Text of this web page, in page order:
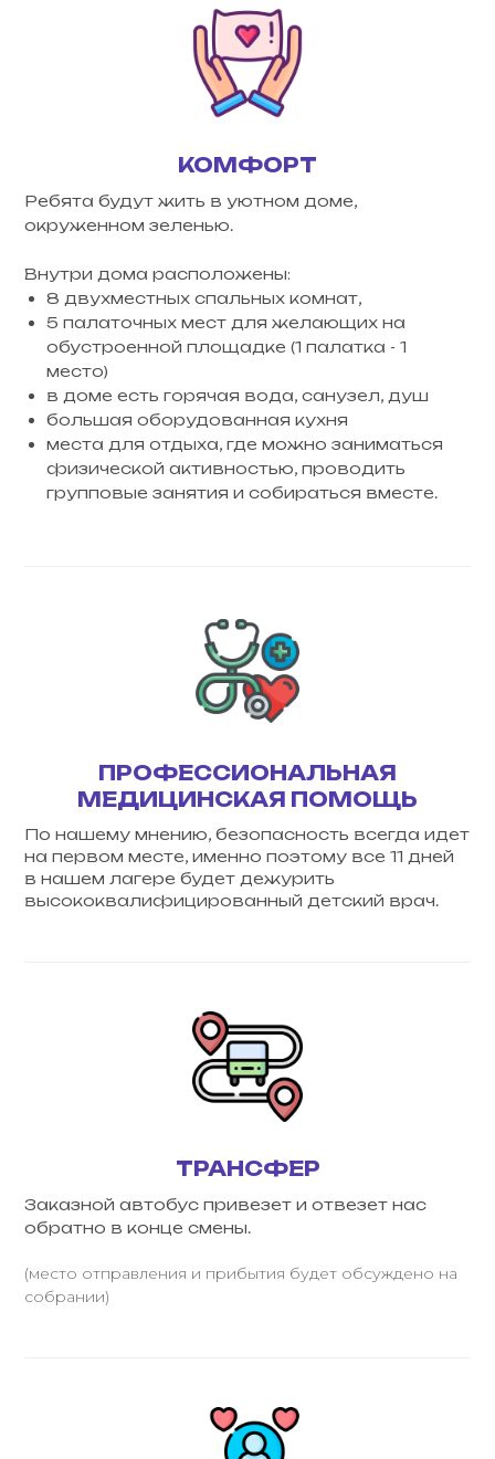
КОМФОРТ
Ребята будут жить в уютном доме,
окруженном зеленью.
Внутри дома расположены:
8 двухместных спальных комнат,
5 палаточных мест для желающих на
обустроенной площадке (1 палатка - 1
место)
в доме есть горячая вода, санузел, душ
большая оборудованная кухня
места для отдыха, где можно заниматься
физической активностью, проводить
групповые занятия и собираться вместе.
ПРОФЕССИОНАЛЬНАЯ
МЕДИЦИНСКАЯ ПОМОЩЬ
По нашему мнению, безопасность всегда идет
на первом месте, именно поэтому все 11 дней
в нашем лагере будет дежурить
высококвалифицированный детский врач.
ТРАНСФЕР
Заказной автобус привезет и отвезет нас
обратно в конце смены.
(место отправления и прибытия будет обсуждено на
собрании)